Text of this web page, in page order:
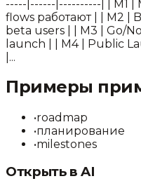
-----|------|----------| | M1 |
flows работают | | M2 |
beta users | | M3 | Go/
launch | | M4 | Public
|...
Примеры
•roadmap
•планирование
•milestones
Открыть в AI